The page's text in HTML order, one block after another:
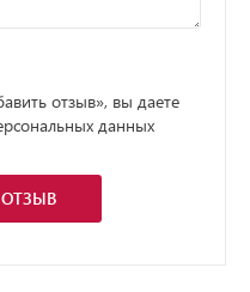
отзыв», вы даете
данных